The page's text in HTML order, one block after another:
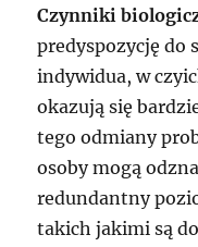
Czynniki
predyspozycję do
indywidua, w
okazują się
tego odmiany
osoby mogą
redundantny
takich jakimi są